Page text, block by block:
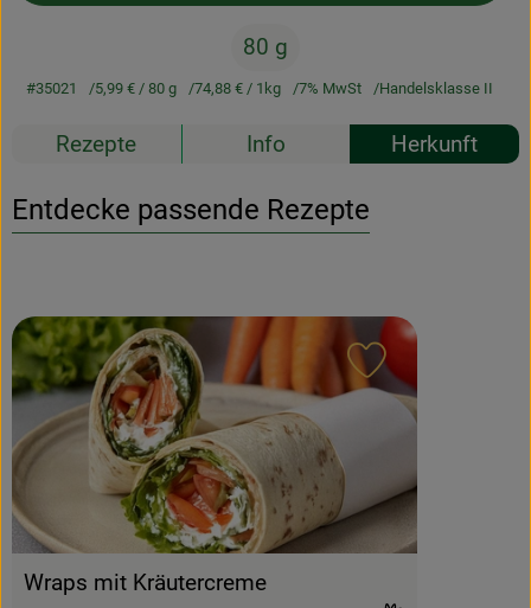
80 g
#35021 5,99 € / 80 g 74,88 € / 1kg 7% MwSt Handelsklasse II
Rezepte Info Herkunft
Entdecke passende Rezepte
Wraps mit Kräutercreme
Rezept zu